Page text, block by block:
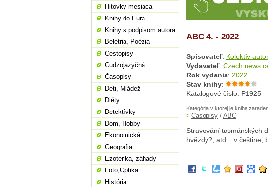
ABC 4. - 2022
Spisovateľ: Kolektív
Vydavateľ: Czech news
Rok vydania: 2022
Stav knihy:
Katalogové číslo: P1925
Kategória v ktorej je kniha
Časopisy / ABC
Stravování tasmánských
hvězdy?, atd... v češtine,
Hitovky mesiaca
Knihy do Eura
Knihy s podpisom autora
Beletria, Poézia
Cestopisy
Cudzojazyčná
Časopisy
Deti, Mládež
Diéty
Detektívky
Dom, Hobby
Ekonomická
Geografia
Ezoterika, záhady
Foto,Optika
História